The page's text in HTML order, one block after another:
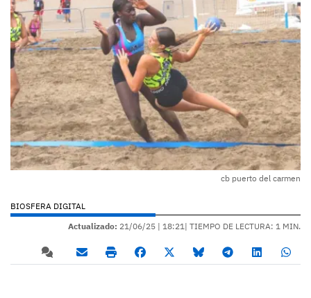
cb puerto del carmen
BIOSFERA DIGITAL
Actualizado: 21/06/25 | 18:21| TIEMPO DE LECTURA: 1 MIN.